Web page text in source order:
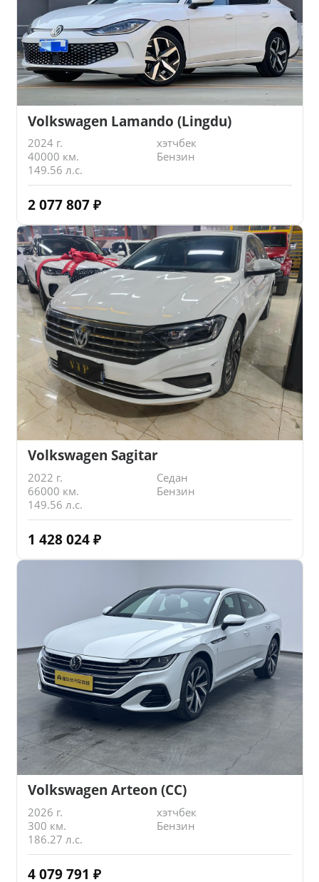
Volkswagen Lamando (Lingdu)
2024 г.
хэтчбек
40000 км.
Бензин
149.56 л.с.
2 077 807 ₽
Volkswagen Sagitar
2022 г.
Седан
66000 км.
Бензин
149.56 л.с.
1 428 024 ₽
Volkswagen Arteon (CC)
2026 г.
хэтчбек
300 км.
Бензин
186.27 л.с.
4 079 791 ₽